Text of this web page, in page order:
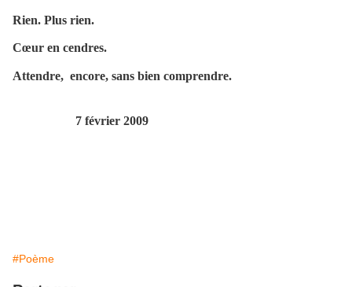
Rien. Plus rien.
Cœur en cendres.
Attendre, encore, sans bien comprendre.
7 février 2009
#Poème